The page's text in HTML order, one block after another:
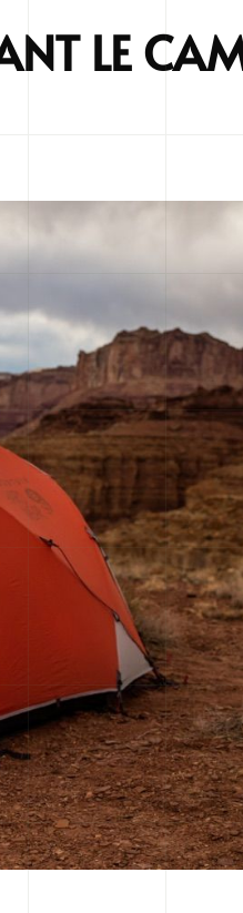
LE